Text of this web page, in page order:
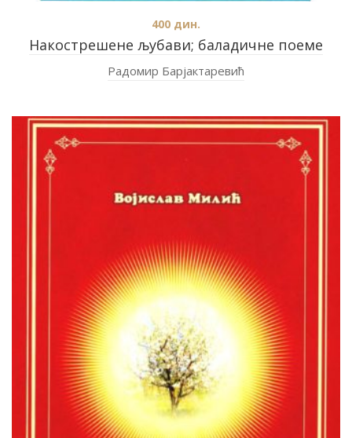
Накострешене љубави; баладичне поеме
400 дин.
Радомир Барјактаревић